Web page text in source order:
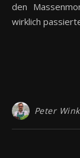
den
wirklich
Peter